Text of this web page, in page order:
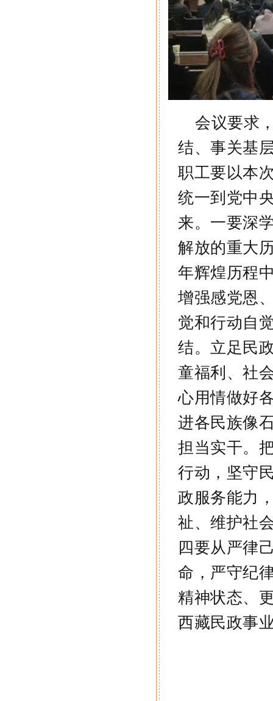
会议要求
结、事关基
职工要以本
统一到党中
来。 一要深
解放的重大
年辉煌历程
增强感党恩
觉和行动自
结。 立足民
童福利、社
心用情做好
进各民族像
担当实干。
行动，坚守
政服务能力
祉、维护社
四要从严律
命，严守纪
精神状态、
西藏民政事